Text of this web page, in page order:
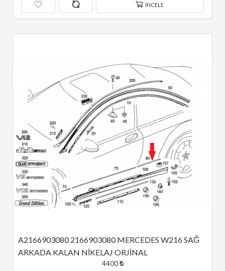
İNCELE
A2166903080 2166903080 MERCEDES W216 SAĞ
ARKADA KALAN NİKELAJ ORJİNAL
4400